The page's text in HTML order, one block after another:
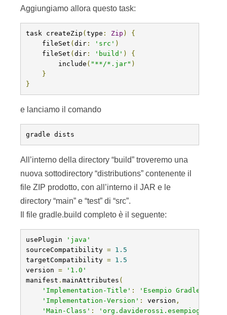
Aggiungiamo allora questo task:
task createZip ( type : Zip )
{
fileSet ( dir : 'src' )
fileSet ( dir : 'build' )
{
include ( "**/*.jar" )
}
}
e lanciamo il comando
gradle dists
All’interno della directory “build” troveremo una
nuova sottodirectory “distributions” contenente il
file ZIP prodotto, con all’interno il JAR e le
directory “main” e “test” di “src”.
Il file gradle.build completo è il seguente:
usePlugin
'java'
sourceCompatibility = 1.5
targetCompatibility = 1.5
version =
'1.0'
manifest . mainAttributes (
'Implementation-Title' : 'Esempio Gradle'
'Implementation-Version' : version ,
'Main-Class' :